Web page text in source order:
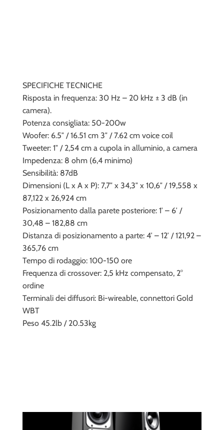
SPECIFICHE TECNICHE
Risposta in frequenza: 30 Hz – 20 kHz ± 3 dB (in
camera).
Potenza consigliata: 50-200w
Woofer: 6.5″ / 16.51 cm 3″ / 7.62 cm voice coil
Tweeter: 1″ / 2,54 cm a cupola in alluminio, a camera
Impedenza: 8 ohm (6,4 minimo)
Sensibilità: 87dB
Dimensioni (L x A x P): 7,7″ x 34,3″ x 10,6″ / 19,558 x
87,122 x 26,924 cm
Posizionamento dalla parete posteriore: 1′ – 6′ /
30,48 – 182,88 cm
Distanza di posizionamento a parte: 4′ – 12′ / 121,92 –
365,76 cm
Tempo di rodaggio: 100-150 ore
Frequenza di crossover: 2,5 kHz compensato, 2°
ordine
Terminali dei diffusori: Bi-wireable, connettori Gold
WBT
Peso 45.2lb / 20.53kg